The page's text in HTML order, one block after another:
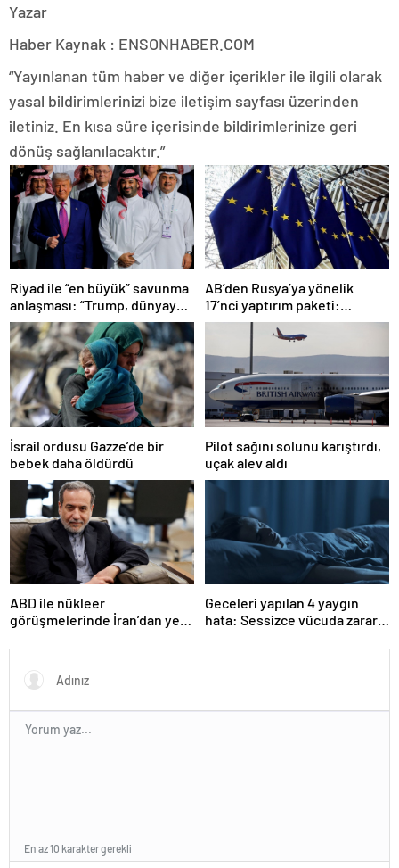
Yazar
Haber Kaynak : ENSONHABER.COM
“Yayınlanan tüm haber ve diğer içerikler ile ilgili olarak
yasal bildirimlerinizi bize iletişim sayfası üzerinden
iletiniz. En kısa süre içerisinde bildirimlerinize geri
dönüş sağlanılacaktır.”
Riyad ile “en büyük” savunma
anlaşması: “Trump, dünyaya
bir mesaj gönderdi”
AB’den Rusya’ya yönelik
17’nci yaptırım paketi:
Uzlaşmaya varıldı
İsrail ordusu Gazze’de bir
bebek daha öldürdü
Pilot sağını solunu karıştırdı,
uçak alev aldı
ABD ile nükleer
görüşmelerinde İran’dan yeni
Geceleri yapılan 4 yaygın
hata: Sessizce vücuda zarar
En az 10 karakter gerekli